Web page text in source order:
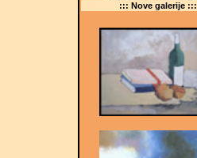
::: Nove galerije :::